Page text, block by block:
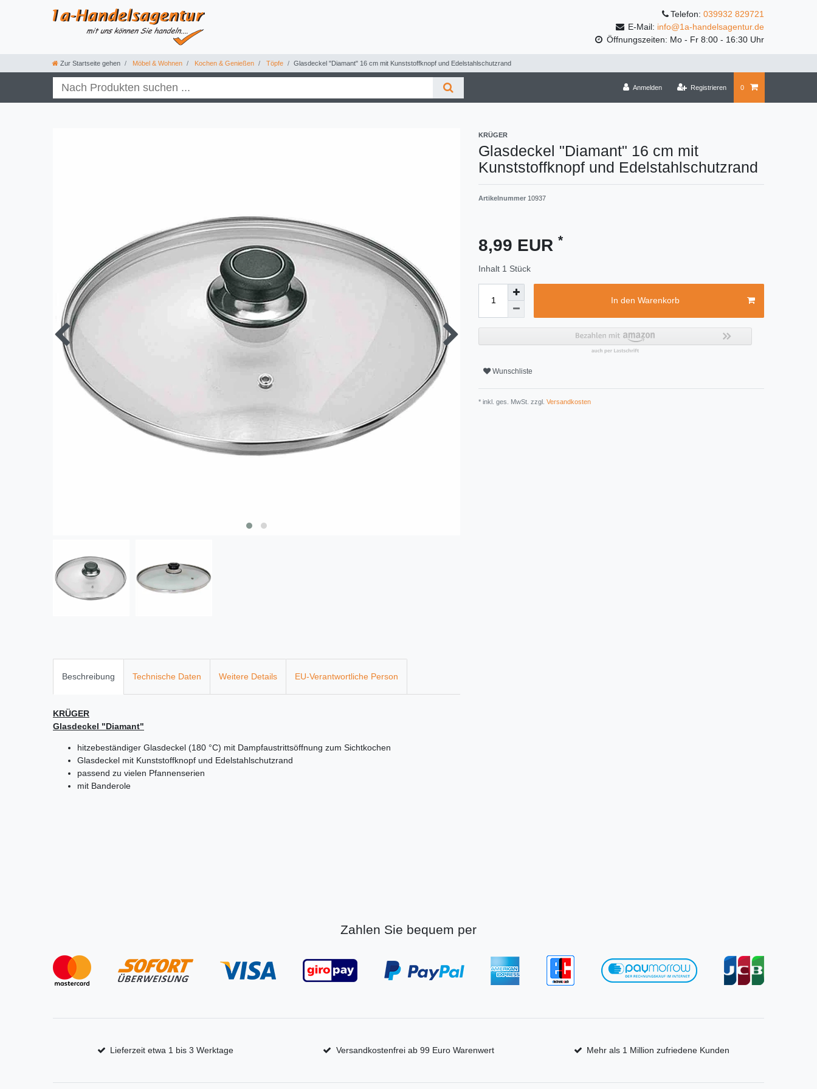
Telefon: 039932 829721
E-Mail: info@1a-handelsagentur.de
Öffnungszeiten: Mo - Fr 8:00 - 16:30 Uhr
Zur Startseite gehen Möbel & Wohnen Kochen & Genießen Töpfe Glasdeckel "Diamant" 16 cm mit Kunststoffknopf und Edelstahlschutzrand
Anmelden Registrieren 0
KRÜGER
Glasdeckel "Diamant" 16 cm mit
Kunststoffknopf und Edelstahlschutzrand
Artikelnummer 10937
8,99 EUR *
Inhalt 1 Stück
In den Warenkorb
Wunschliste
* inkl. ges. MwSt. zzgl. Versandkosten
Beschreibung Technische Daten Weitere Details EU-Verantwortliche Person
KRÜGER
Glasdeckel "Diamant"
hitzebeständiger Glasdeckel (180 °C) mit Dampfaustrittsöffnung zum Sichtkochen
Glasdeckel mit Kunststoffknopf und Edelstahlschutzrand
passend zu vielen Pfannenserien
mit Banderole
Zahlen Sie bequem per
Lieferzeit etwa 1 bis 3 Werktage Versandkostenfrei ab 99 Euro Warenwert Mehr als 1 Million zufriedene Kunden